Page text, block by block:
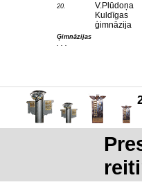
20.
V.Plūdoņa
Kuldīgas
ģimnāzija
Ģimnāzijas
. . .